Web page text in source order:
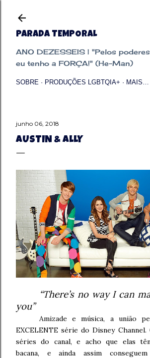
PARADA TEMPORAL
ANO DEZESSEIS | "Pelos
eu tenho a FORÇA!" (He-Man)
SOBRE PRODUÇÕES LGBTQIA+ MAIS…
junho 06, 2018
AUSTIN & ALLY
“There’s no way I can
you”
Amizade e música, a união
EXCELENTE série do Disney
séries do canal, e acho que elas
bacana, e ainda assim